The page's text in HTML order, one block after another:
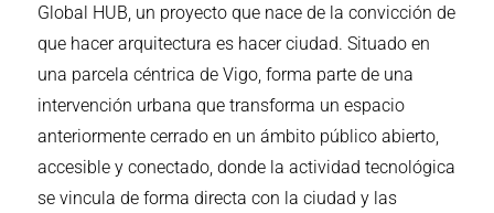
Global HUB, un proyecto que nace de la convicción de
que hacer arquitectura es hacer ciudad. Situado en
una parcela céntrica de Vigo, forma parte de una
intervención urbana que transforma un espacio
anteriormente cerrado en un ámbito público abierto,
accesible y conectado, donde la actividad tecnológica
se vincula de forma directa con la ciudad y las